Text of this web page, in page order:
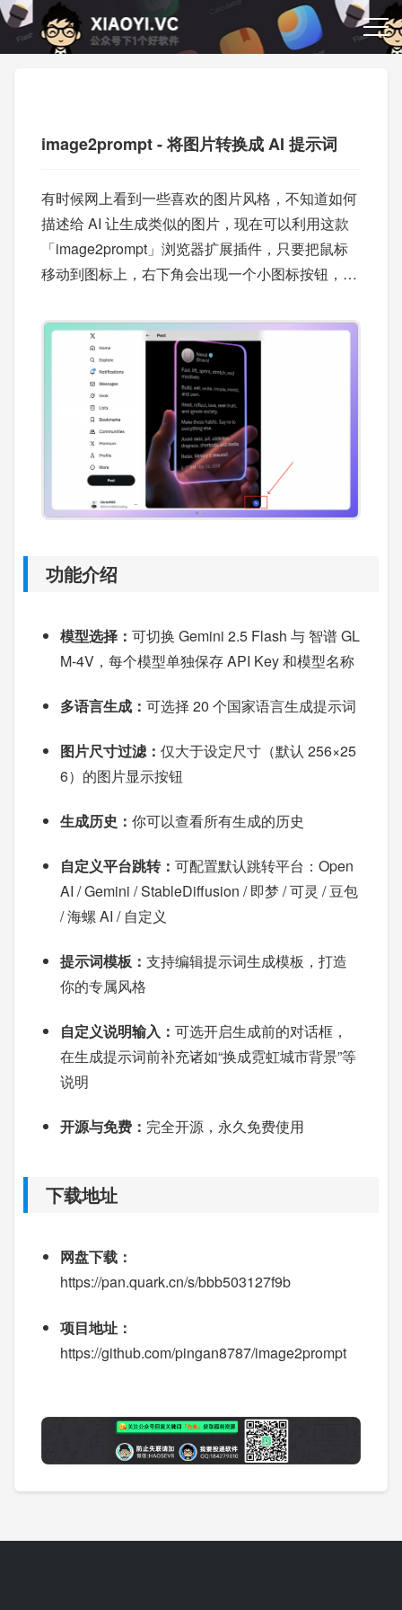
image2prompt - 将图片转换成 AI 提示词
有时候网上看到一些喜欢的图片风格，不知道如何
描述给 AI 让生成类似的图片，现在可以利用这款
「image2prompt」浏览器扩展插件，只要把鼠标
移动到图标上，右下角会出现一个小图标按钮，点
并跳转到你常用的 AI 平台生成相似风格图片。
功能介绍
模型选择： 可切换 Gemini 2.5 Flash 与 智谱 GL
M-4V，每个模型单独保存 API Key 和模型名称
多语言生成： 可选择 20 个国家语言生成提示词
图片尺寸过滤： 仅大于设定尺寸（默认 256×25
6）的图片显示按钮
生成历史： 你可以查看所有生成的历史
自定义平台跳转： 可配置默认跳转平台：Open
AI / Gemini / StableDiffusion / 即梦 / 可灵 / 豆包
/ 海螺 AI / 自定义
提示词模板： 支持编辑提示词生成模板，打造
你的专属风格
自定义说明输入： 可选开启生成前的对话框，
在生成提示词前补充诸如“换成霓虹城市背景”等
说明
开源与免费： 完全开源，永久免费使用
下载地址
网盘下载：
https://pan.quark.cn/s/bbb503127f9b
项目地址：
https://github.com/pingan8787/image2prompt